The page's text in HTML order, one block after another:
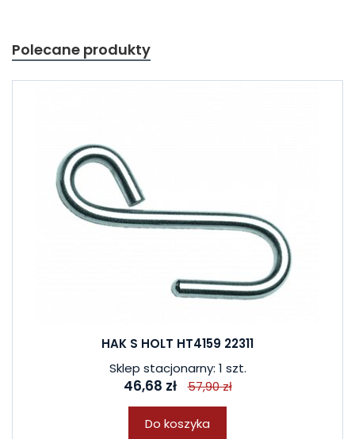
Polecane produkty
HAK S HOLT HT4159 22311
Sklep stacjonarny: 1 szt.
46,68 zł 57,90 zł
Do koszyka